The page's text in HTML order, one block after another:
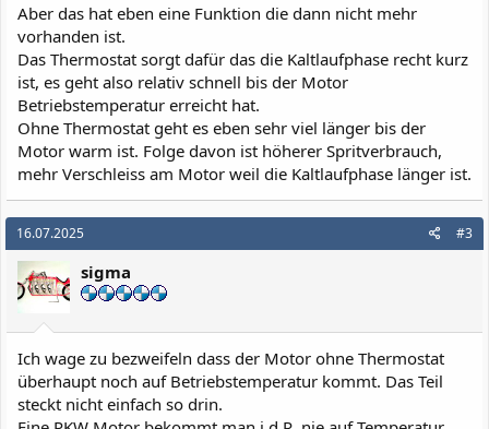
Aber das hat eben eine Funktion die dann nicht mehr
vorhanden ist.
Das Thermostat sorgt dafür das die Kaltlaufphase recht kurz
ist, es geht also relativ schnell bis der Motor
Betriebstemperatur erreicht hat.
Ohne Thermostat geht es eben sehr viel länger bis der
Motor warm ist. Folge davon ist höherer Spritverbrauch,
mehr Verschleiss am Motor weil die Kaltlaufphase länger ist.
16.07.2025 #3
sigma
Ich wage zu bezweifeln dass der Motor ohne Thermostat
überhaupt noch auf Betriebstemperatur kommt. Das Teil
steckt nicht einfach so drin.